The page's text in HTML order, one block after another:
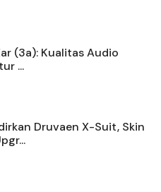
(3a): Kualitas Audio
...
Druvaen X-Suit, Skin